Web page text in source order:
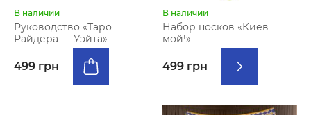
В наличии
Руководство «Таро
Райдера — Уэйта»
499 грн
В наличии
Набор носков «Киев
мой!»
499 грн